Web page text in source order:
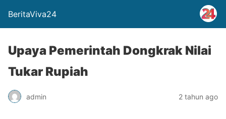
BeritaViva24
Upaya Pemerintah Dongkrak Nilai
Tukar Rupiah
admin 2 tahun ago